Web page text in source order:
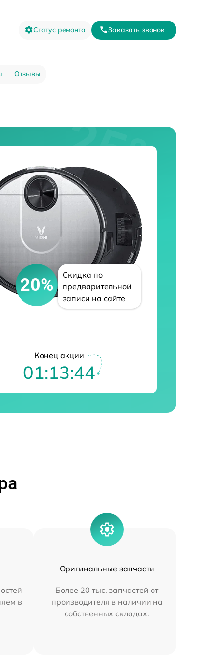
Статус ремонта Заказать звонок
Отзывы
20%
Скидка по
предварительной
записи на сайте
Конец акции
01:13:43
в
Оригинальные запчасти
Более 20 тыс. запчастей от
производителя в наличии на
собственных складах.